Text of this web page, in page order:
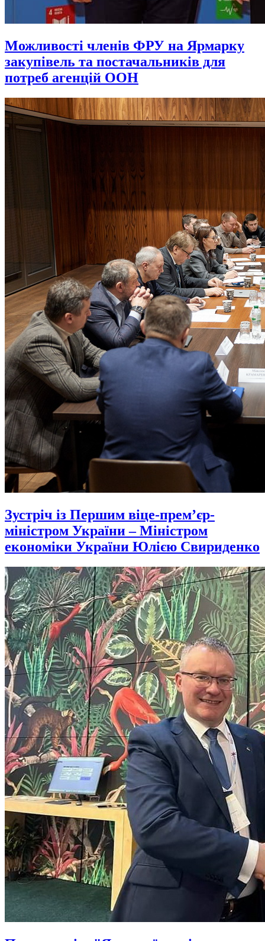
Можливості членів ФРУ на Ярмарку
закупівель та постачальників для
потреб агенцій ООН
Зустріч із Першим віце-прем’єр-
міністром України – Міністром
економіки України Юлією Свириденко